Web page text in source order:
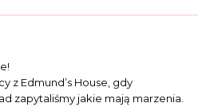
z Edmund’s House, gdy
zapytaliśmy jakie mają marzenia.